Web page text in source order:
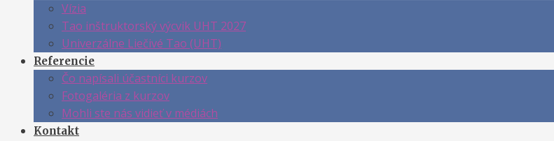
Vízia
Tao inštruktorský výcvik UHT 2027
Univerzálne Liečivé Tao (UHT)
Referencie
Čo napísali účastníci kurzov
Fotogaléria z kurzov
Mohli ste nás vidieť v médiách
Kontakt